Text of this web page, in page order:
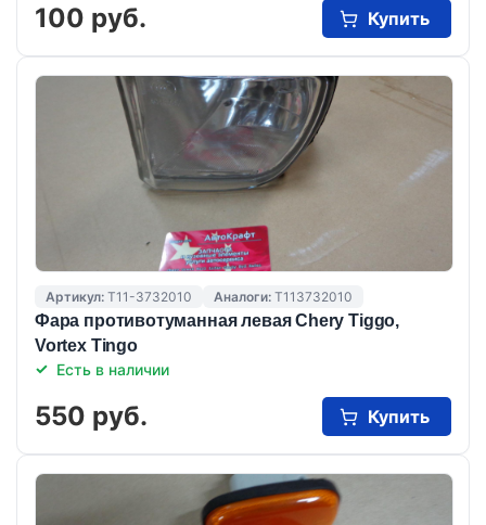
100 руб. Купить
Артикул: T11-3732010 Аналоги: T113732010
Фара противотуманная левая Chery Tiggo,
Vortex Tingo
Есть в наличии
550 руб. Купить